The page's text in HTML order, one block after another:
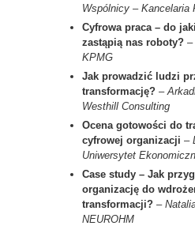
Wspólnicy – Kancelaria
Cyfrowa praca – do
zastąpią nas roboty? –
KPMG
Jak prowadzić ludzi
transformację? –
Westhill Consulting
Ocena gotowości do
cyfrowej organizacji –
Uniwersytet
Case study – Jak
organizację do
transformacji? –
NEUROHM